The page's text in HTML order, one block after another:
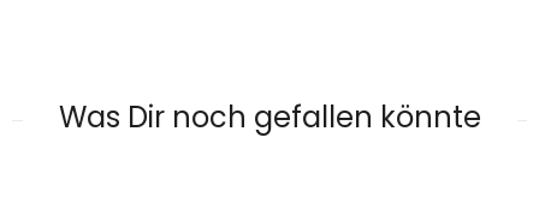
Was Dir noch gefallen könnte